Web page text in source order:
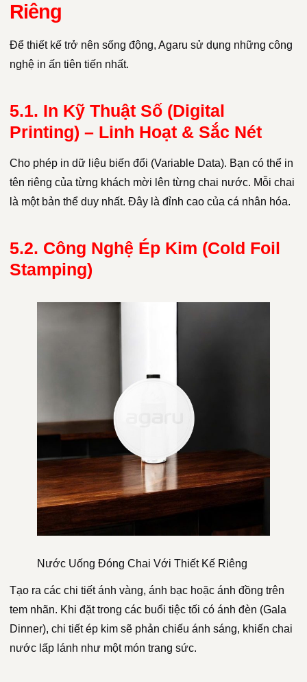
Riêng
Để thiết kế trở nên sống động, Agaru sử dụng những công
nghệ in ấn tiên tiến nhất.
5.1. In Kỹ Thuật Số (Digital
Printing) – Linh Hoạt & Sắc Nét
Cho phép in dữ liệu biến đổi (Variable Data). Bạn có thể in
tên riêng của từng khách mời lên từng chai nước. Mỗi chai
là một bản thể duy nhất. Đây là đỉnh cao của cá nhân hóa.
5.2. Công Nghệ Ép Kim (Cold Foil
Stamping)
Nước Uống Đóng Chai Với Thiết Kế Riêng
Tạo ra các chi tiết ánh vàng, ánh bạc hoặc ánh đồng trên
tem nhãn. Khi đặt trong các buổi tiệc tối có ánh đèn (Gala
Dinner), chi tiết ép kim sẽ phản chiếu ánh sáng, khiến chai
nước lấp lánh như một món trang sức.